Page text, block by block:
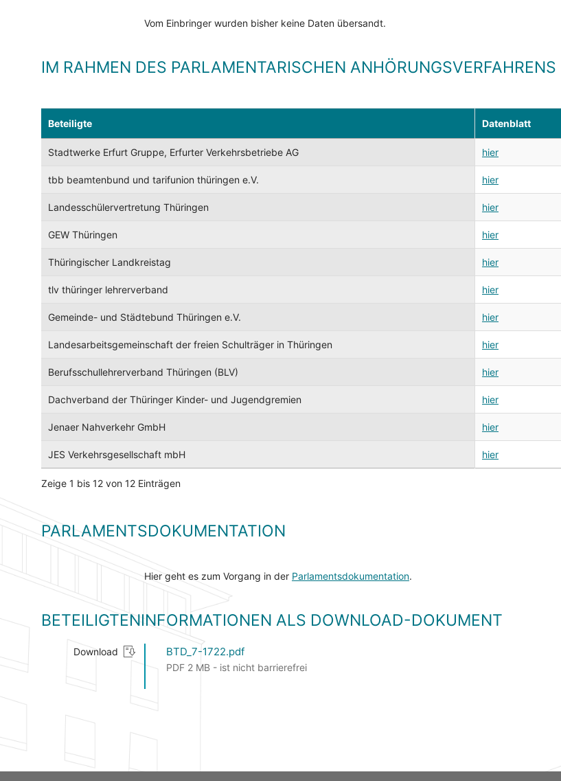
Vom Einbringer wurden bisher keine Daten übersandt.
IM RAHMEN DES PARLAMENTARISCHEN
Beteiligte Datenblatt
Stadtwerke Erfurt Gruppe, Erfurter Verkehrsbetriebe AG hier
tbb beamtenbund und tarifunion thüringen e.V. hier
Landesschülervertretung Thüringen hier
GEW Thüringen hier
Thüringischer Landkreistag hier
tlv thüringer lehrerverband hier
Gemeinde- und Städtebund Thüringen e.V. hier
Landesarbeitsgemeinschaft der freien Schulträger in Thüringen hier
Berufsschullehrerverband Thüringen (BLV) hier
Dachverband der Thüringer Kinder- und Jugendgremien hier
Jenaer Nahverkehr GmbH hier
JES Verkehrsgesellschaft mbH hier
Zeige 1 bis 12 von 12 Einträgen
PARLAMENTSDOKUMENTATION
Hier geht es zum Vorgang in der Parlamentsdokumentation.
BETEILIGTENINFORMATIONEN ALS DOWNLOAD-DOKUMENT
Download BTD_7-1722.pdf
PDF 2 MB - ist nicht barrierefrei